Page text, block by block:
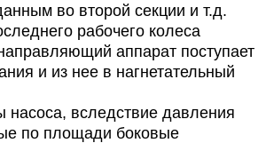
во второй секции и т.д.
рабочего колеса
аппарат поступает
и из нее в нагнетательный
насоса, вследствие давления
по площади боковые